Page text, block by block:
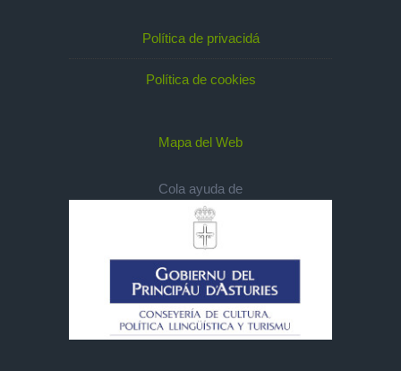
Política de privacidá
Política de cookies
Mapa del Web
Cola ayuda de